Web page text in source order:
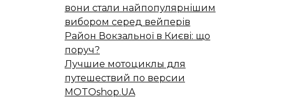
вони стали найпопулярнішим
вибором серед вейперів
Район Вокзальної в Києві: що
поруч?
Лучшие мотоциклы для
путешествий по версии
MOTOshop.UA